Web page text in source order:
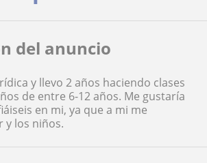
del anuncio
y llevo 2 años haciendo clases
de entre 6-12 años. Me gustaría
en mi, ya que a mi me
y los niños.